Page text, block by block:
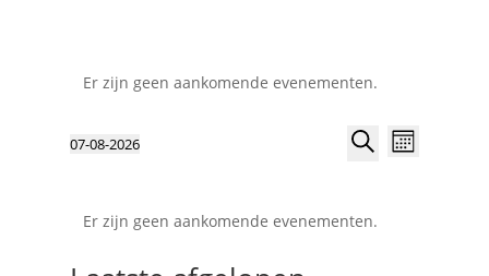
Er zijn geen aankomende evenementen.
Maand
07-08-2026
datum.
van
Er zijn geen aankomende evenementen.